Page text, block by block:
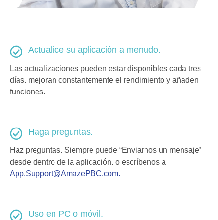
Actualice su aplicación a menudo.
Las actualizaciones pueden estar disponibles cada tres
días. mejoran constantemente el rendimiento y añaden
funciones.
Haga preguntas.
Haz preguntas. Siempre puede “Enviarnos un mensaje”
desde dentro de la aplicación, o escríbenos a
App.Support@AmazePBC.com.
Uso en PC o móvil.